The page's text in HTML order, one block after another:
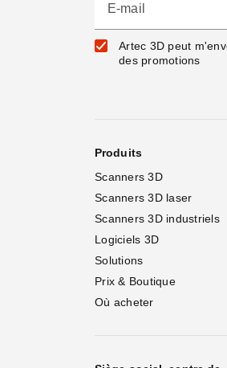
E-mail
Artec 3D peut
des promotions
Produits
Scanners 3D
Scanners 3D laser
Scanners 3D industriels
Logiciels 3D
Solutions
Prix & Boutique
Où acheter